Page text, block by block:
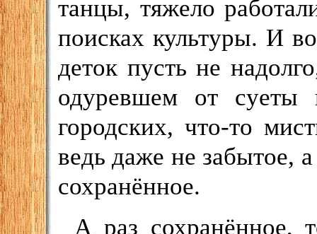
танцы, тяжело
поисках культуры. И
деток пусть не
одуревшем от суеты
городских, что-то
ведь даже не забытое,
сохранённое.
А раз сохранённое,